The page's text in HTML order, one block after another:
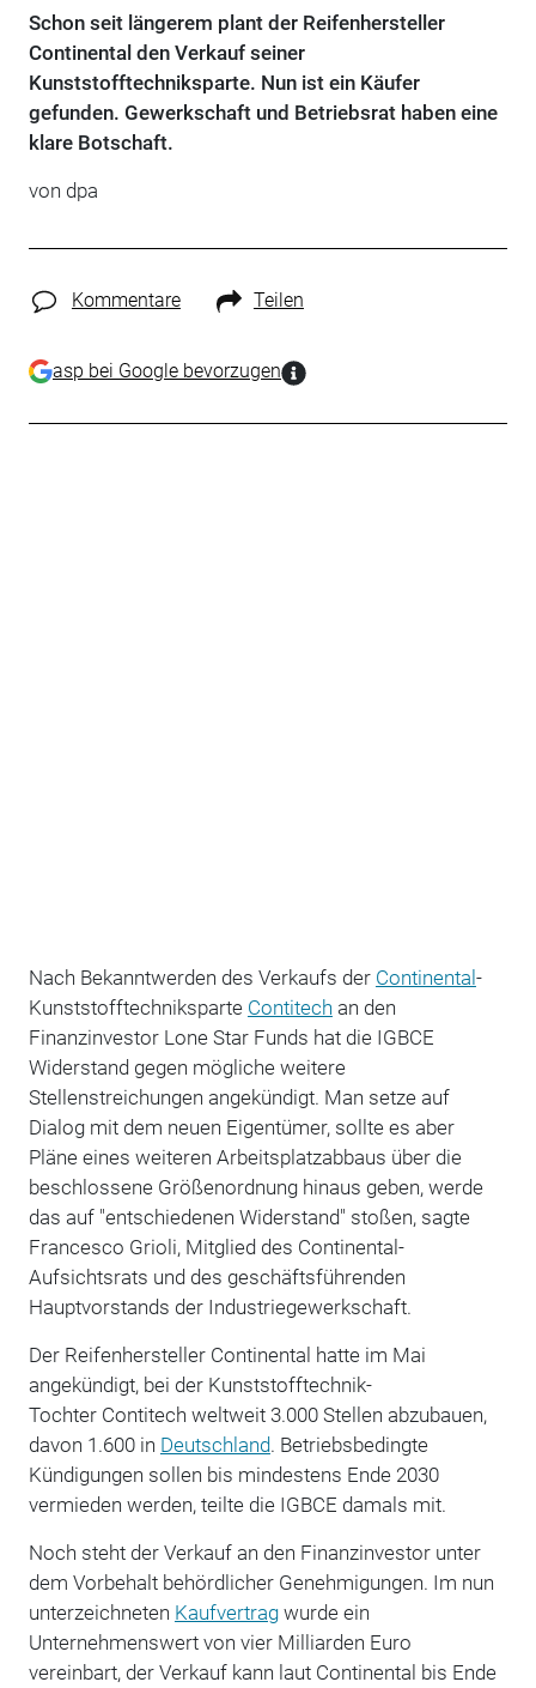
Schon seit längerem plant der Reifenhersteller
Continental den Verkauf seiner
Kunststofftechniksparte. Nun ist ein Käufer
gefunden. Gewerkschaft und Betriebsrat haben eine
klare Botschaft.
von dpa
Kommentare Teilen
asp bei Google bevorzugen
Nach Bekanntwerden des Verkaufs der Continental-
Kunststofftechniksparte Contitech an den
Finanzinvestor Lone Star Funds hat die IGBCE
Widerstand gegen mögliche weitere
Stellenstreichungen angekündigt. Man setze auf
Dialog mit dem neuen Eigentümer, sollte es aber
Pläne eines weiteren Arbeitsplatzabbaus über die
beschlossene Größenordnung hinaus geben, werde
das auf "entschiedenen Widerstand" stoßen, sagte
Francesco Grioli, Mitglied des Continental-
Aufsichtsrats und des geschäftsführenden
Hauptvorstands der Industriegewerkschaft.
Der Reifenhersteller Continental hatte im Mai
angekündigt, bei der Kunststofftechnik-
Tochter Contitech weltweit 3.000 Stellen abzubauen,
davon 1.600 in Deutschland. Betriebsbedingte
Kündigungen sollen bis mindestens Ende 2030
vermieden werden, teilte die IGBCE damals mit.
Noch steht der Verkauf an den Finanzinvestor unter
dem Vorbehalt behördlicher Genehmigungen. Im nun
unterzeichneten Kaufvertragwurde ein
Unternehmenswert von vier Milliarden Euro
vereinbart, der Verkauf kann laut Continental bis Ende